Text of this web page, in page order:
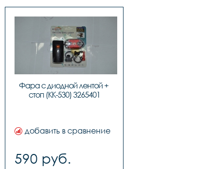
Фара с диодной лентой +
стоп (KK-530) 3265401
добавить в сравнение
590 руб.